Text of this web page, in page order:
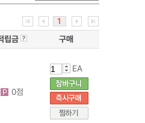
1
립금 구매
0점
EA